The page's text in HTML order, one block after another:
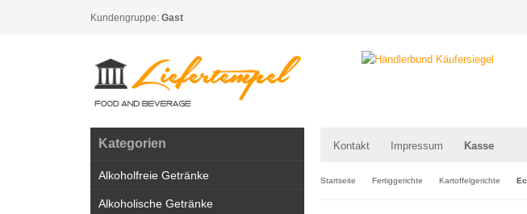
Kundengruppe: Gast
Kontakt Impressum Kasse
Startseite Fertiggerichte Kartoffelgerichte
Kategorien
Alkoholfreie Getränke
Alkoholische Getränke